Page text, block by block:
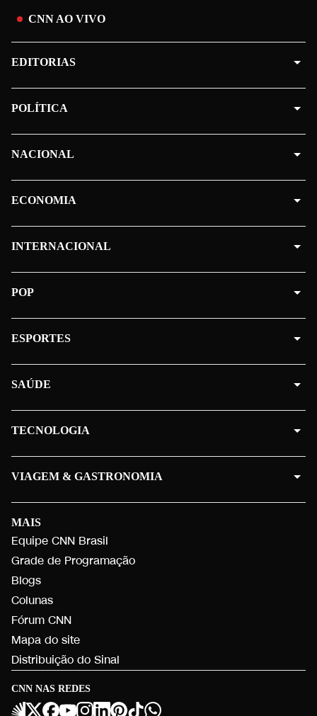
CNN AO VIVO
CNN NAS REDES
MAIS
Equipe CNN Brasil
Grade de Programação
Blogs
Colunas
Fórum CNN
Mapa do site
Distribuição do Sinal
EDITORIAS
POLÍTICA
NACIONAL
ECONOMIA
INTERNACIONAL
POP
ESPORTES
SAÚDE
TECNOLOGIA
VIAGEM & GASTRONOMIA